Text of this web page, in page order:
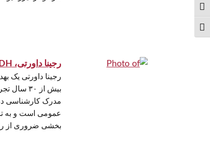
حالت کنتراست بالا
تنظیم اندازهٔ فونت
رجینا داورتی، RDH »
رجینا داورتی یک
بیش از
مدرک کارشناسی
عمومی است و به
بخشی ضروری از